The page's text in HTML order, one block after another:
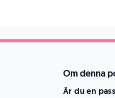
Om denna
Är du en